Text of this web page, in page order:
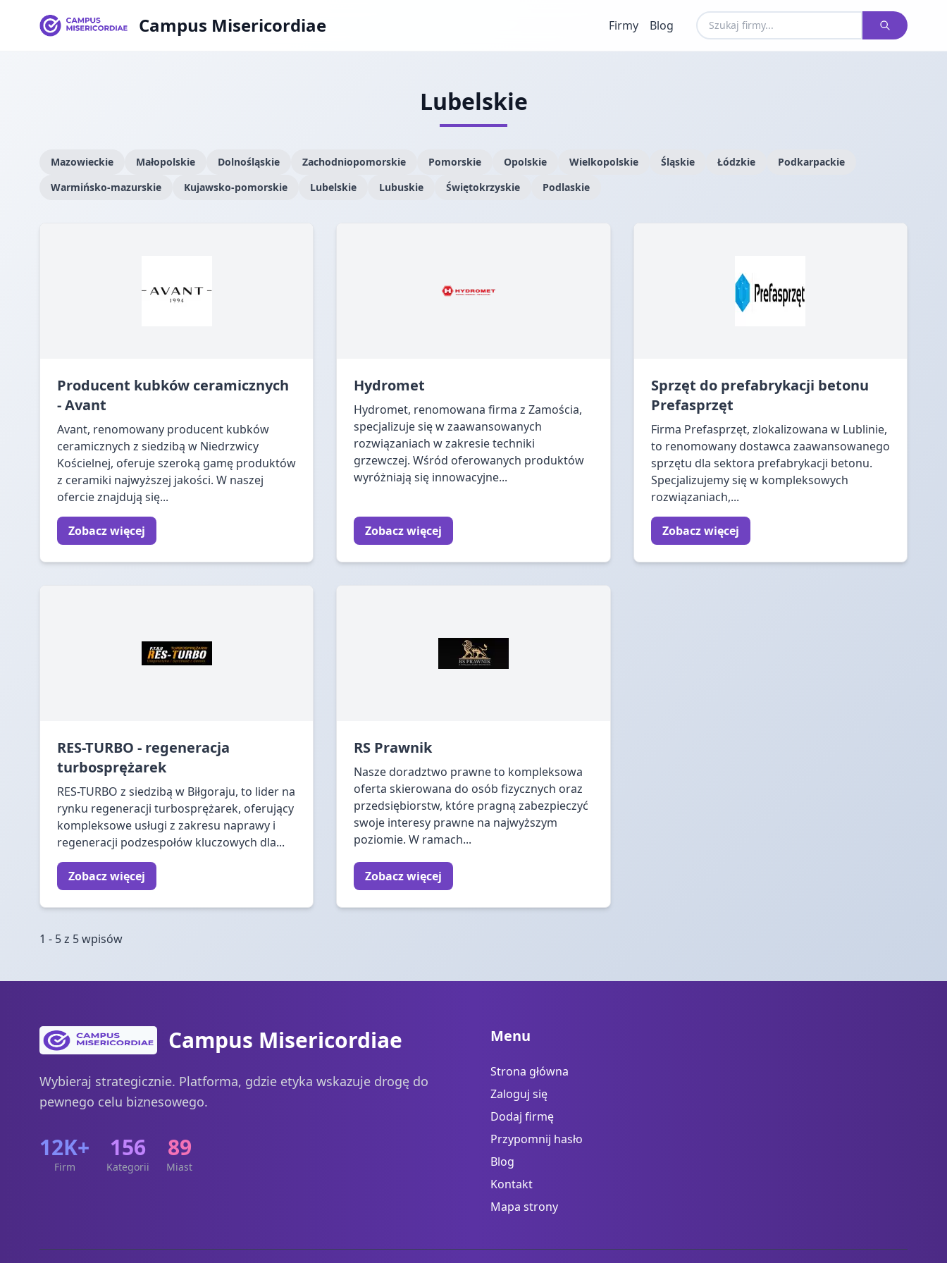
Campus Misericordiae Firmy Blog
Lubelskie
Mazowieckie Małopolskie Dolnośląskie Zachodniopomorskie Pomorskie Opolskie Wielkopolskie Śląskie Łódzkie
Podkarpackie
Warmińsko-mazurskie
Kujawsko-pomorskie Lubelskie Lubuskie Świętokrzyskie Podlaskie
Producent kubków ceramicznych
- Avant
Avant, renomowany producent kubków
ceramicznych z siedzibą w Niedrzwicy
Kościelnej, oferuje szeroką gamę produktów
z ceramiki najwyższej jakości. W naszej
ofercie znajdują się...
Zobacz więcej
Hydromet
Hydromet, renomowana firma z Zamościa,
specjalizuje się w zaawansowanych
rozwiązaniach w zakresie techniki
grzewczej. Wśród oferowanych produktów
wyróżniają się innowacyjne...
Zobacz więcej
Sprzęt do prefabrykacji betonu
Prefasprzęt
Firma Prefasprzęt, zlokalizowana w Lublinie,
to renomowany dostawca zaawansowanego
sprzętu dla sektora prefabrykacji betonu.
Specjalizujemy się w kompleksowych
rozwiązaniach,...
Zobacz więcej
RES-TURBO - regeneracja
turbosprężarek
RES-TURBO z siedzibą w Biłgoraju, to lider na
rynku regeneracji turbosprężarek, oferujący
kompleksowe usługi z zakresu naprawy i
regeneracji podzespołów kluczowych dla...
Zobacz więcej
RS Prawnik
Nasze doradztwo prawne to kompleksowa
oferta skierowana do osób fizycznych oraz
przedsiębiorstw, które pragną zabezpieczyć
swoje interesy prawne na najwyższym
poziomie. W ramach...
Zobacz więcej
1 - 5 z 5 wpisów
Campus Misericordiae
Wybieraj strategicznie. Platforma, gdzie etyka wskazuje drogę do
pewnego celu biznesowego.
12K+
Firm
156
Kategorii
89
Miast
Menu
Strona główna
Zaloguj się
Dodaj firmę
Przypomnij hasło
Blog
Kontakt
Mapa strony